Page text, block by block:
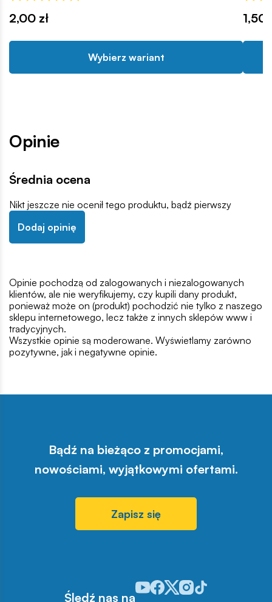
2,00 zł
Wybierz wariant
1,50
Opinie
Średnia ocena
Nikt jeszcze nie ocenił tego produktu, bądź pierwszy
Dodaj opinię
Opinie pochodzą od zalogowanych i niezalogowanych
klientów, ale nie weryfikujemy, czy kupili dany produkt,
ponieważ może on (produkt) pochodzić nie tylko z naszego
sklepu internetowego, lecz także z innych sklepów www i
tradycyjnych.
Wszystkie opinie są moderowane. Wyświetlamy zarówno
pozytywne, jak i negatywne opinie.
Bądź na bieżąco z promocjami,
nowościami, wyjątkowymi ofertami.
Zapisz się
Śledź nas na
Odwiedź nasz profil w serwisie
Odwiedź nasz profil w
Odwiedź nasz profil w
Odwiedź nasz profil w
Odwiedź nasz